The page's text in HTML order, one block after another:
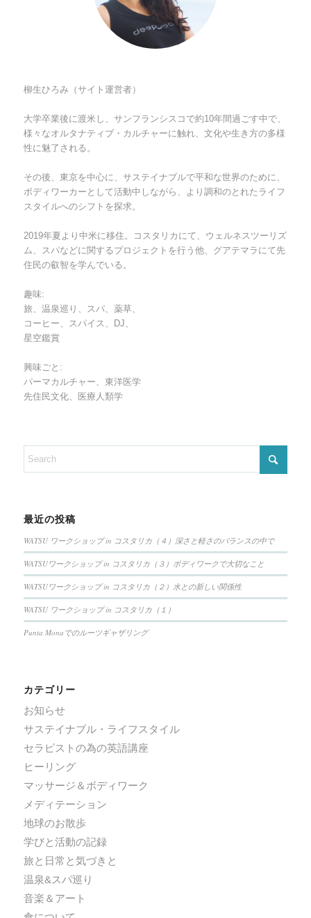
柳生ひろみ（サイト運営者）
大学卒業後に渡米し、サンフランシスコで約10年間過ごす中で、
様々なオルタナティブ・カルチャーに触れ、文化や生き方の多様
性に魅了される。
その後、東京を中心に、サステイナブルで平和な世界のために、
ボディワーカーとして活動中しながら、より調和のとれたライフ
スタイルへのシフトを探求。
2019年夏より中米に移住。コスタリカにて、ウェルネスツーリズ
ム、スパなどに関するプロジェクトを行う他、グアテマラにて先
住民の叡智を学んでいる。
趣味:
旅、温泉巡り、スパ、薬草、
コーヒー、スパイス、DJ、
星空鑑賞
興味ごと:
パーマカルチャー、東洋医学
先住民文化、医療人類学
最近の投稿
WATSU ワークショップ in コスタリカ（４）深さと軽さのバランスの中で
WATSUワークショップ in コスタリカ（３）ボディワークで大切なこと
WATSUワークショップ in コスタリカ（２）水との新しい関係性
WATSU ワークショップ in コスタリカ（１）
Punta Monaでのルーツギャザリング
カテゴリー
お知らせ
サステイナブル・ライフスタイル
セラピストの為の英語講座
ヒーリング
マッサージ＆ボディワーク
メディテーション
地球のお散歩
学びと活動の記録
旅と日常と気づきと
温泉&スパ巡り
音楽＆アート